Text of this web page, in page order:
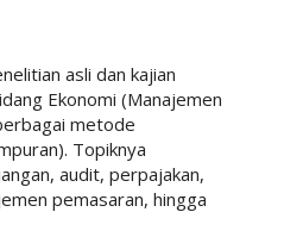
asli dan kajian
Ekonomi (Manajemen
metode
Topiknya
audit, perpajakan,
pemasaran, hingga